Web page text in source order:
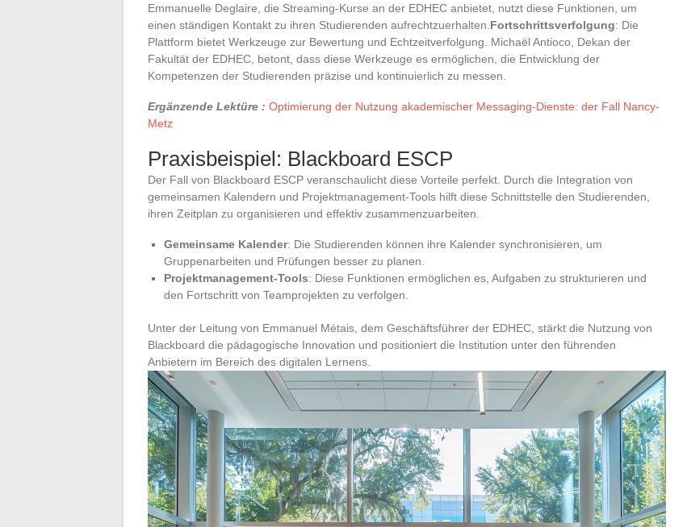
Emmanuelle Deglaire, die Streaming-Kurse an der EDHEC anbietet, nutzt diese Funktionen, um
einen ständigen Kontakt zu ihren Studierenden aufrechtzuerhalten. Fortschrittsverfolgung: Die
Plattform bietet Werkzeuge zur Bewertung und Echtzeitverfolgung. Michaël Antioco, Dekan der
Fakultät der EDHEC, betont, dass diese Werkzeuge es ermöglichen, die Entwicklung der
Kompetenzen der Studierenden präzise und kontinuierlich zu messen.
Ergänzende Lektüre : Optimierung der Nutzung akademischer Messaging-Dienste: der Fall Nancy-
Metz
Praxisbeispiel: Blackboard ESCP
Der Fall von Blackboard ESCP veranschaulicht diese Vorteile perfekt. Durch die Integration von
gemeinsamen Kalendern und Projektmanagement-Tools hilft diese Schnittstelle den Studierenden,
ihren Zeitplan zu organisieren und effektiv zusammenzuarbeiten.
Gemeinsame Kalender: Die Studierenden können ihre Kalender synchronisieren, um
Gruppenarbeiten und Prüfungen besser zu planen.
Projektmanagement-Tools: Diese Funktionen ermöglichen es, Aufgaben zu strukturieren und
den Fortschritt von Teamprojekten zu verfolgen.
Unter der Leitung von Emmanuel Métais, dem Geschäftsführer der EDHEC, stärkt die Nutzung von
Blackboard die pädagogische Innovation und positioniert die Institution unter den führenden
Anbietern im Bereich des digitalen Lernens.